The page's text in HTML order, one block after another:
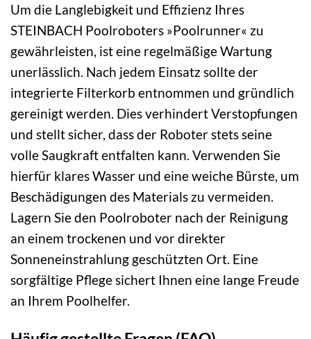
Um die Langlebigkeit und Effizienz Ihres
STEINBACH Poolroboters »Poolrunner« zu
gewährleisten, ist eine regelmäßige Wartung
unerlässlich. Nach jedem Einsatz sollte der
integrierte Filterkorb entnommen und gründlich
gereinigt werden. Dies verhindert Verstopfungen
und stellt sicher, dass der Roboter stets seine
volle Saugkraft entfalten kann. Verwenden Sie
hierfür klares Wasser und eine weiche Bürste, um
Beschädigungen des Materials zu vermeiden.
Lagern Sie den Poolroboter nach der Reinigung
an einem trockenen und vor direkter
Sonneneinstrahlung geschützten Ort. Eine
sorgfältige Pflege sichert Ihnen eine lange Freude
an Ihrem Poolhelfer.